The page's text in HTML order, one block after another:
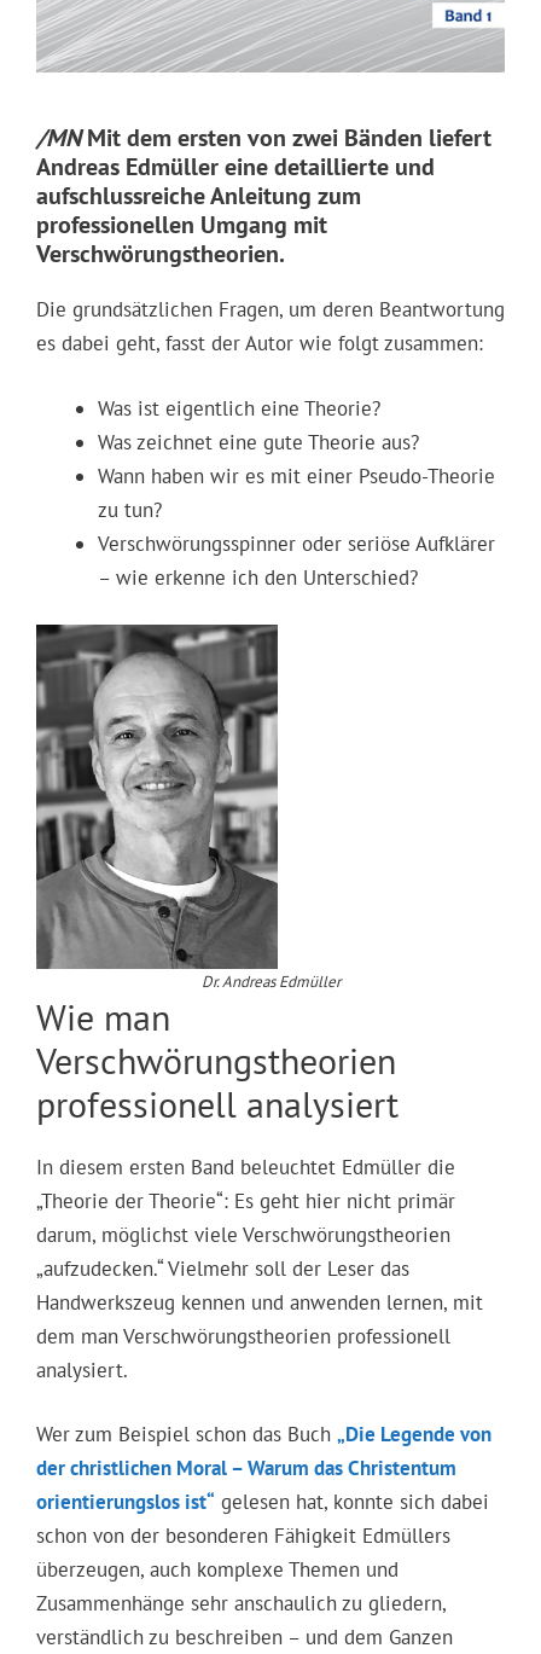
/MNMit dem ersten von zwei Bänden liefert
Andreas Edmüller eine detaillierte und
aufschlussreiche Anleitung zum
professionellen Umgang mit
Verschwörungstheorien.
Die grundsätzlichen Fragen, um deren Beantwortung
es dabei geht, fasst der Autor wie folgt zusammen:
Was ist eigentlich eine Theorie?
Was zeichnet eine gute Theorie aus?
Wann haben wir es mit einer Pseudo-Theorie
zu tun?
Verschwörungsspinner oder seriöse Aufklärer
– wie erkenne ich den Unterschied?
Dr. Andreas Edmüller
Wie man
Verschwörungstheorien
professionell analysiert
In diesem ersten Band beleuchtet Edmüller die
„Theorie der Theorie“: Es geht hier nicht primär
darum, möglichst viele Verschwörungstheorien
„aufzudecken.“ Vielmehr soll der Leser das
Handwerkszeug kennen und anwenden lernen, mit
dem man Verschwörungstheorien professionell
analysiert.
Wer zum Beispiel schon das Buch „Die Legende von
der christlichen Moral – Warum das Christentum
orientierungslos ist“ gelesen hat, konnte sich dabei
schon von der besonderen Fähigkeit Edmüllers
überzeugen, auch komplexe Themen und
Zusammenhänge sehr anschaulich zu gliedern,
verständlich zu beschreiben – und dem Ganzen